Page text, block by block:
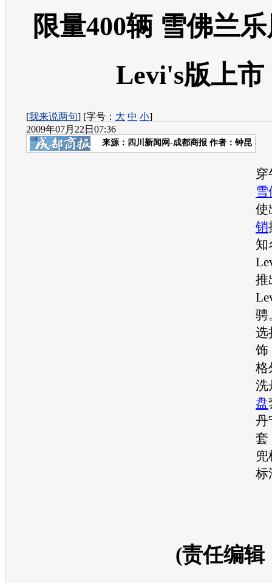
限量400辆 雪佛兰
Levi's版上市
[我来说两句] [字号： 大 中 小]
2009年07月22日07:36
来源： 四川新闻网-成都商报 作者：钟昆
穿
雪
使
销
知
推
骋
选
饰
格
洗
盘
丹
套
标
(责任编辑